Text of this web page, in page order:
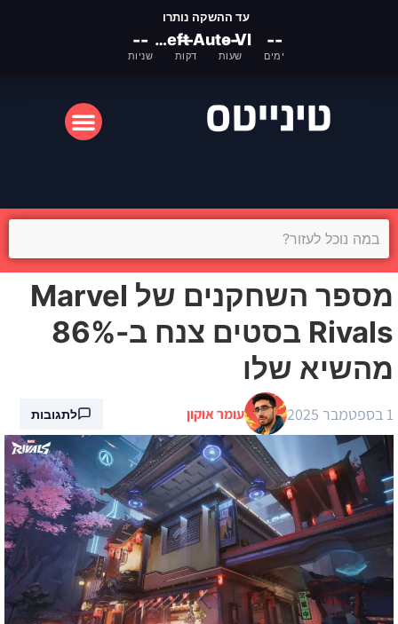
עד ההשקה נותרו
Grand Theft Auto VI --
ימים
--
שעות
--
דקות
--
שניות
מספר השחקנים של Marvel
Rivals בסטים צנח ב-86%
מהשיא שלו
1 בספטמבר 2025 עומר אוקון לתגובות